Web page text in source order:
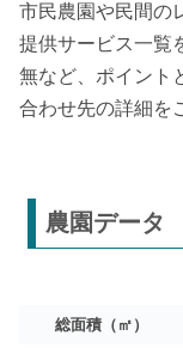
市民農園や民間の
提供サービス一覧
無など、ポイント
合わせ先の詳細を
農園データ
総面積（㎡）